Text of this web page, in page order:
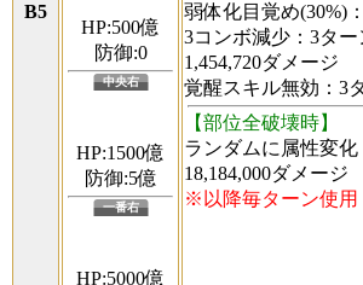
B5
HP:500億
防御:0
中央右
HP:1500億
防御:5億
一番右
HP:5000億
弱体化目覚め(30%)
3コンボ減少：3ター
1,454,720ダメージ
覚醒スキル無効：3
【部位全破壊時】
ランダムに属性変化
18,184,000ダメージ
※以降毎ターン使用